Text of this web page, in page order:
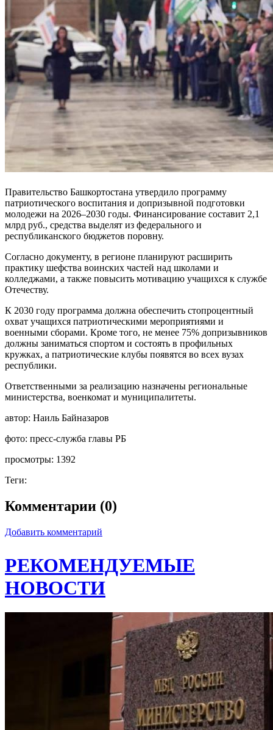
Правительство Башкортостана утвердило программу
патриотического воспитания и допризывной подготовки
молодежи на 2026–2030 годы. Финансирование составит 2,1
млрд руб., средства выделят из федерального и
республиканского бюджетов поровну.
Согласно документу, в регионе планируют расширить
практику шефства воинских частей над школами и
колледжами, а также повысить мотивацию учащихся к службе
Отечеству.
К 2030 году программа должна обеспечить стопроцентный
охват учащихся патриотическими мероприятиями и
военными сборами. Кроме того, не менее 75% допризывников
должны заниматься спортом и состоять в профильных
кружках, а патриотические клубы появятся во всех вузах
республики.
Ответственными за реализацию назначены региональные
министерства, военкомат и муниципалитеты.
автор: Наиль Байназаров
фото: пресс-служба главы РБ
просмотры: 1392
Теги:
Комментарии (0)
Добавить комментарий
РЕКОМЕНДУЕМЫЕ
НОВОСТИ